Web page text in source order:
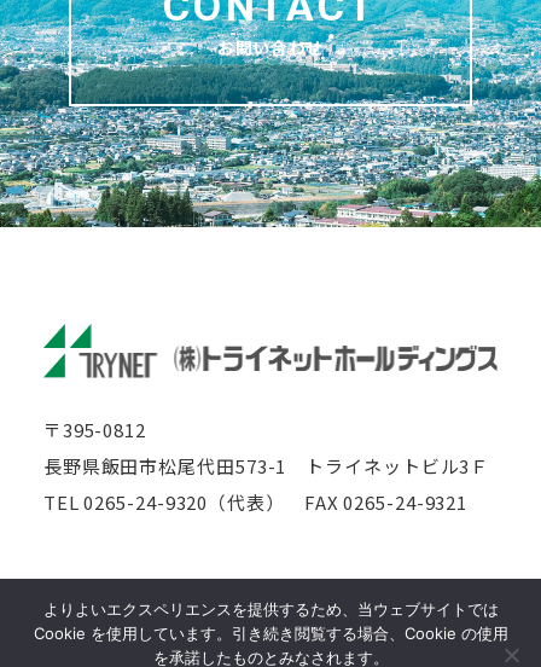
お問い合わせ
〒395-0812
長野県飯田市松尾代田573-1
トライネットビル3Ｆ
TEL 0265-24-9320（代表） FAX 0265-24-9321
Googleのプライバシーポリシーと利用規約 が適用されます。
Copyright © 2013 TRYNET CORPORATION.
よりよいエクスペリエンスを提供するため、当ウェブサイトでは
Cookie を使用しています。引き続き閲覧する場合、Cookie の使用
を承諾したものとみなされます。